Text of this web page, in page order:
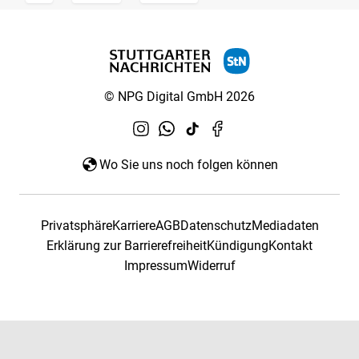
© NPG Digital GmbH 2026
Wo Sie uns noch folgen können
PrivatsphäreKarriereAGBDatenschutzMediadaten
Erklärung zur BarrierefreiheitKündigungKontakt
ImpressumWiderruf